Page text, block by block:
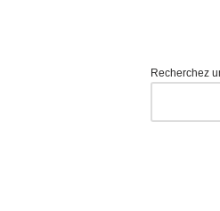
Recherchez